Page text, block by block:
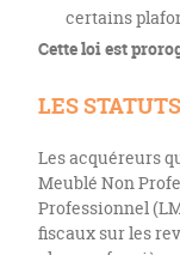
certains
Cette loi est
LES
Les acquéreurs
Meublé Non
Professionnel
fiscaux sur les